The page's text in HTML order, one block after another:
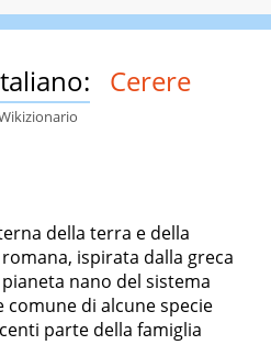
Cerere
della terra e della
ispirata dalla greca
nano del sistema
di alcune specie
parte della famiglia